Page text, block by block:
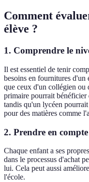
Comment
élève ?
1. Comprendre le
Il est essentiel de tenir
besoins en fournitures d'un
que ceux d'un collégien ou
primaire pourrait bénéficier
tandis qu'un lycéen
pour des matières comme
2. Prendre en
Chaque enfant a ses
dans le processus d'achat
lui. Cela peut aussi
l'école.